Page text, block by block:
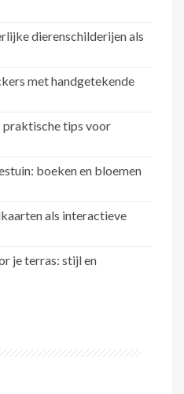
dierenschilderijen als
met handgetekende
praktische tips voor
boeken en bloemen
als interactieve
je terras: stijl en